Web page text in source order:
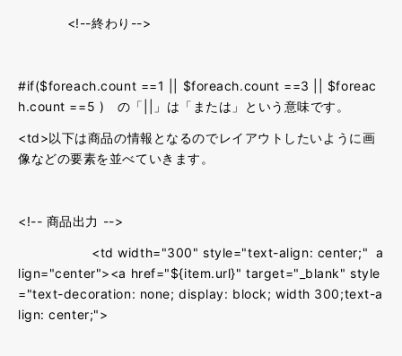
<!--終わり-->
#if($foreach.count ==1 || $foreach.count ==3 || $foreac
h.count ==5 ) の「||」は「または」という意味です。
<td>以下は商品の情報となるのでレイアウトしたいように画
像などの要素を並べていきます。
<!-- 商品出力 -->
<td width="300" style="text-align: center;" a
lign="center"><a href="${item.url}" target="_blank" style
="text-decoration: none; display: block; width 300;text-a
lign: center;">